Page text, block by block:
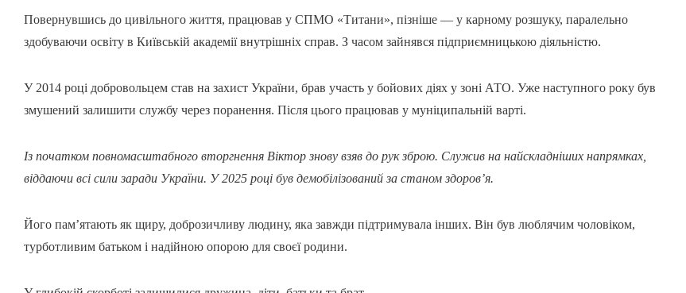
Повернувшись до цивільного життя, працював у СПМО «Титани», пізніше — у карному розшуку, паралельно
здобуваючи освіту в Київській академії внутрішніх справ. З часом зайнявся підприємницькою діяльністю.
У 2014 році добровольцем став на захист України, брав участь у бойових діях у зоні АТО. Уже наступного року був
змушений залишити службу через поранення. Після цього працював у муніципальній варті.
Із початком повномасштабного вторгнення Віктор знову взяв до рук зброю. Служив на найскладніших напрямках,
віддаючи всі сили заради України. У 2025 році був демобілізований за станом здоров’я.
Його пам’ятають як щиру, доброзичливу людину, яка завжди підтримувала інших. Він був люблячим чоловіком,
турботливим батьком і надійною опорою для своєї родини.